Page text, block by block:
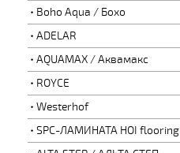
Boho Aqua / Бохо
ADELAR
AQUAMAX / Аквамакс
ROYCE
Westerhof
SPC-ЛАМИНАТА HOI flooring